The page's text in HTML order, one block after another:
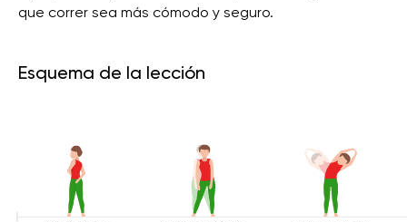
que correr sea más cómodo y seguro.
Esquema de la lección